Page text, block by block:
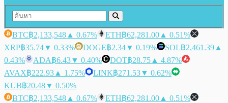
BTC฿2,133,548 ▲ 0.67% ETH฿62,281.00 ▲ 0.51%
XRP฿35.74▼ 0.33% DOGE฿2.34▼ 0.19% SOL฿2,461.39 ▲
0.43%
ADA฿6.43▼ 0.40% DOT฿28.75 ▲ 4.87%
AVAX฿222.93 ▲ 1.75% LINK฿271.53▼ 0.62%
KUB฿20.48▼ 0.50%
BTC฿2,133,548 ▲ 0.67% ETH฿62,281.00 ▲ 0.51%